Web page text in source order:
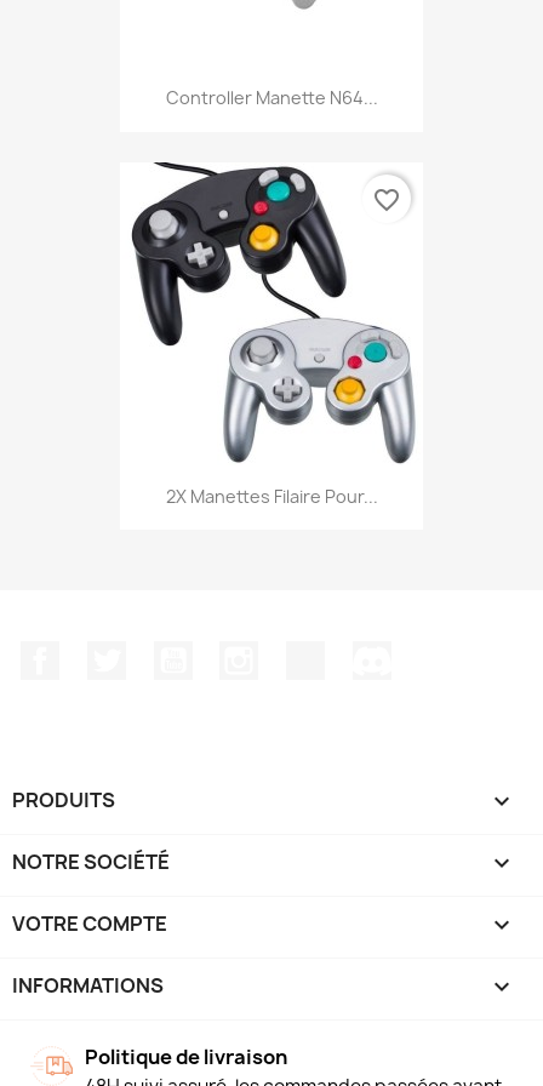
Controller Manette N64...
2X Manettes Filaire Pour...
favorite_border
PRODUITS 
NOTRE SOCIÉTÉ 
VOTRE COMPTE 
INFORMATIONS keyboard_arrow_down
Politique de livraison